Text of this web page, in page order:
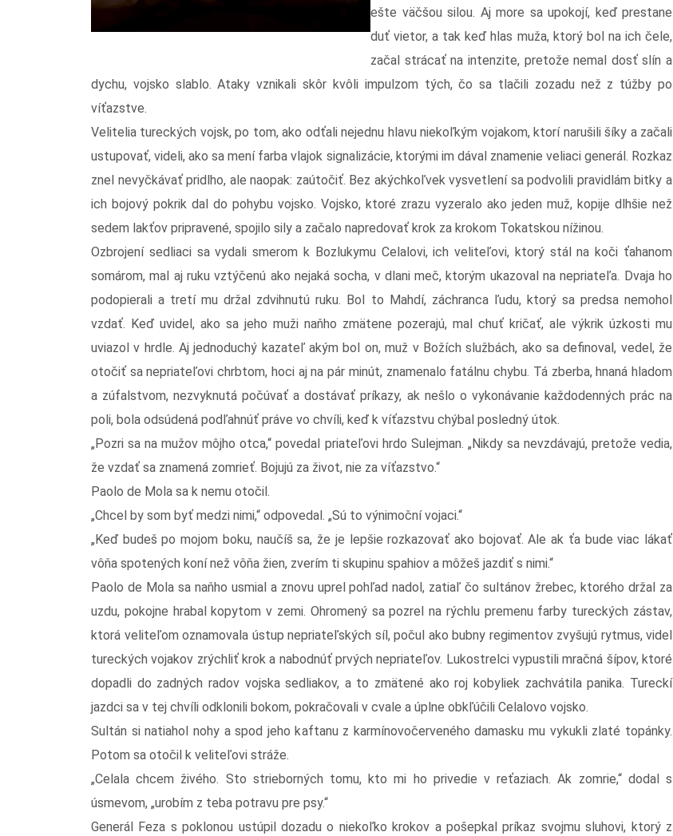
ešte väčšou silou. Aj more sa upokojí, keď prestane
duť vietor, a tak keď hlas muža, ktorý bol na ich čele,
začal strácať na intenzite, pretože nemal dosť slín a
dychu, vojsko slablo. Ataky vznikali skôr kvôli impulzom tých, čo sa tlačili zozadu než z túžby po
víťazstve.
Velitelia tureckých vojsk, po tom, ako odťali nejednu hlavu niekoľkým vojakom, ktorí narušili šíky a začali
ustupovať, videli, ako sa mení farba vlajok signalizácie, ktorými im dával znamenie veliaci generál. Rozkaz
znel nevyčkávať pridlho, ale naopak: zaútočiť. Bez akýchkoľvek vysvetlení sa podvolili pravidlám bitky a
ich bojový pokrik dal do pohybu vojsko. Vojsko, ktoré zrazu vyzeralo ako jeden muž, kopije dlhšie než
sedem lakťov pripravené, spojilo sily a začalo napredovať krok za krokom Tokatskou nížinou.
Ozbrojení sedliaci sa vydali smerom k Bozlukymu Celalovi, ich veliteľovi, ktorý stál na koči ťahanom
somárom, mal aj ruku vztýčenú ako nejaká socha, v dlani meč, ktorým ukazoval na nepriateľa. Dvaja ho
podopierali a tretí mu držal zdvihnutú ruku. Bol to Mahdí, záchranca ľudu, ktorý sa predsa nemohol
vzdať. Keď uvidel, ako sa jeho muži naňho zmätene pozerajú, mal chuť kričať, ale výkrik úzkosti mu
uviazol v hrdle. Aj jednoduchý kazateľ akým bol on, muž v Božích službách, ako sa definoval, vedel, že
otočiť sa nepriateľovi chrbtom, hoci aj na pár minút, znamenalo fatálnu chybu. Tá zberba, hnaná hladom
a zúfalstvom, nezvyknutá počúvať a dostávať príkazy, ak nešlo o vykonávanie každodenných prác na
poli, bola odsúdená podľahnúť práve vo chvíli, keď k víťazstvu chýbal posledný útok.
„Pozri sa na mužov môjho otca,“ povedal priateľovi hrdo Sulejman. „Nikdy sa nevzdávajú, pretože vedia,
že vzdať sa znamená zomrieť. Bojujú za život, nie za víťazstvo.“
Paolo de Mola sa k nemu otočil.
„Chcel by som byť medzi nimi,“ odpovedal. „Sú to výnimoční vojaci.“
„Keď budeš po mojom boku, naučíš sa, že je lepšie rozkazovať ako bojovať. Ale ak ťa bude viac lákať
vôňa spotených koní než vôňa žien, zverím ti skupinu spahiov a môžeš jazdiť s nimi.“
Paolo de Mola sa naňho usmial a znovu uprel pohľad nadol, zatiaľ čo sultánov žrebec, ktorého držal za
uzdu, pokojne hrabal kopytom v zemi. Ohromený sa pozrel na rýchlu premenu farby tureckých zástav,
ktorá veliteľom oznamovala ústup nepriateľských síl, počul ako bubny regimentov zvyšujú rytmus, videl
tureckých vojakov zrýchliť krok a nabodnúť prvých nepriateľov. Lukostrelci vypustili mračná šípov, ktoré
dopadli do zadných radov vojska sedliakov, a to zmätené ako roj kobyliek zachvátila panika. Tureckí
jazdci sa v tej chvíli odklonili bokom, pokračovali v cvale a úplne obkľúčili Celalovo vojsko.
Sultán si natiahol nohy a spod jeho kaftanu z karmínovočerveného damasku mu vykukli zlaté topánky.
Potom sa otočil k veliteľovi stráže.
„Celala chcem živého. Sto strieborných tomu, kto mi ho privedie v reťaziach. Ak zomrie,“ dodal s
úsmevom, „urobím z teba potravu pre psy.“
Generál Feza s poklonou ustúpil dozadu o niekoľko krokov a pošepkal príkaz svojmu sluhovi, ktorý z